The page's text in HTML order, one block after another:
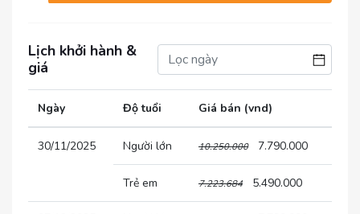
Lịch khởi hành &
giá
Ngày Độ tuổi Giá bán (vnd)
30/11/2025 Người lớn 10.250.000 7.790.000
Trẻ em 7.223.684 5.490.000